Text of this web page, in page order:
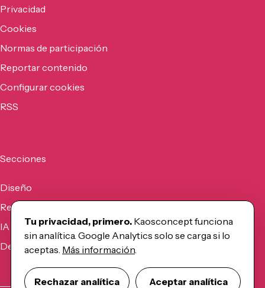
Privacidad
Cookies
Normas de participación
Reportar contenido
Configurar cookies
RSS
Secciones
Diseño
Recursos
IA
Desarrollo
Tu privacidad, primero. Kaosconcept funciona
sin analítica. Google Analytics solo se carga si lo
aceptas. Más información.
Rechazar analítica Aceptar analítica